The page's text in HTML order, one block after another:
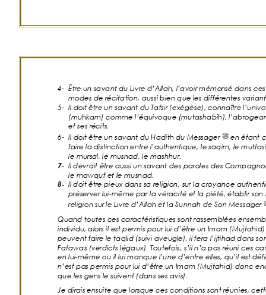
4- Être un savant du Livre d’Allah, l’avoir mémorisé dans
modes de récitation, aussi bien que les différentes varian
5- Il doit être un savant du Tafsir (exégèse), connaître l’un
(muhkam) comme l’équivoque (mutashabih),
et ses récits.
6- Il doit être un savant du Hadith du Messager ﷺ en étant
faire la distinction entre l’authentique, le saqim, le
le mursal, le musnad, le mashhur.
7- Il devrait être aussi un savant des paroles des
le mawquf et le musnad.
8- Il doit être pieux dans sa religion, sur la croyance
préserver lui-même par la véracité et la piété, établir son
religion sur le Livre d’Allah et la Sunnah de Son Messager
Quand toutes ces caractéristiques sont rassemblées ens
individu, alors il est permis pour lui d’être un Imam (Mujtahid)
peuvent faire le taqlid (suivi aveugle), il fera l’ijtihad dans
Fatawas (verdicts légaux). Toutefois, s’il n’a pas réuni ces
en lui-même ou il lui manque l’une d’entre elles, qu’il est
n’est pas permis pour lui d’être un Imam (Mujtahid) donc
que les gens le suivent (dans ses avis).
Je dirais ensuite que lorsque ces conditions sont réunies,